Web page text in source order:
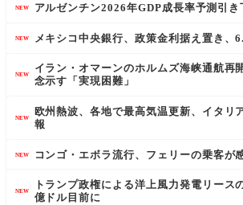
NEW アルゼンチン2026年GDP成長率予測引
NEW メキシコ中央銀行、政策金利据え置き、
NEW
イラン・オマーンのホルムズ海峡通航再
念示す「実現困難」
NEW
欧州熱波、各地で最高気温更新、イタリ
報
NEW コンゴ・エボラ流行、フェリーの乗客が
NEW
トランプ政権による洋上風力発電リース
億ドル目前に